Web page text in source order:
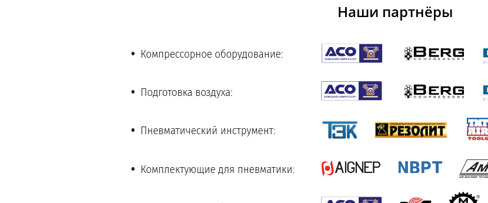
Наши партнёры